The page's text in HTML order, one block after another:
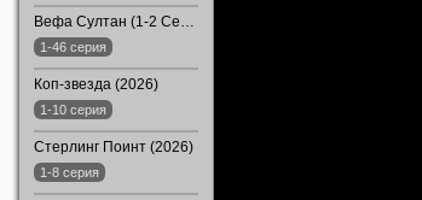
Вефа Султан (1-2 Сезон)
1-46 серия
Коп-звезда (2026)
1-10 серия
Стерлинг Поинт (2026)
1-8 серия